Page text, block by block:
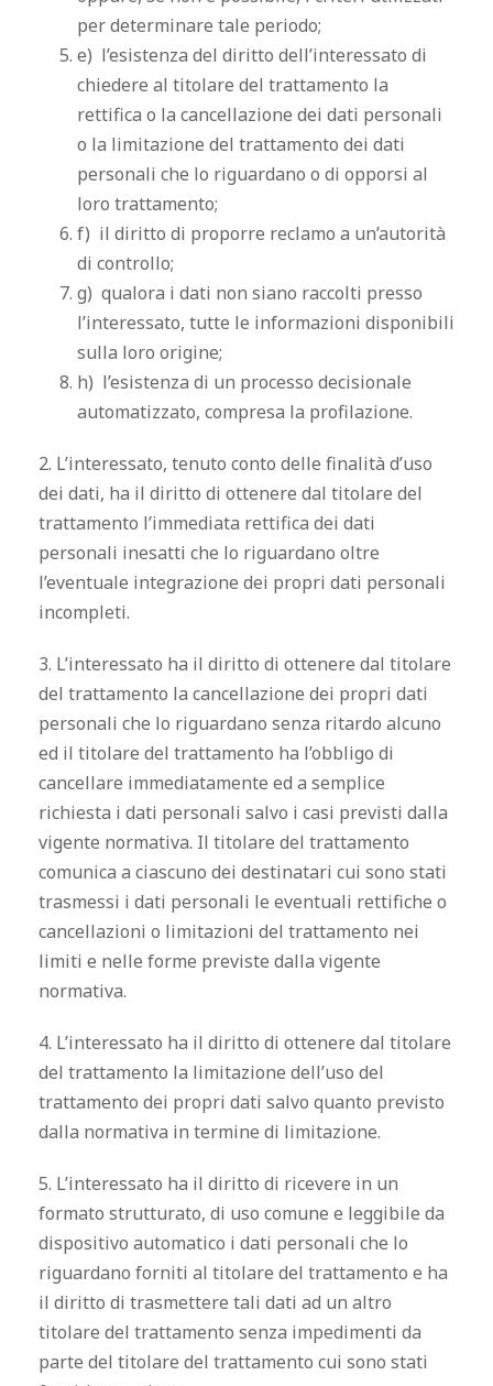
per determinare tale periodo;
e) l’esistenza del diritto dell’interessato di
chiedere al titolare del trattamento la
rettifica o la cancellazione dei dati personali
o la limitazione del trattamento dei dati
personali che lo riguardano o di opporsi al
loro trattamento;
f) il diritto di proporre reclamo a un’autorità
di controllo;
g) qualora i dati non siano raccolti presso
l’interessato, tutte le informazioni disponibili
sulla loro origine;
h) l’esistenza di un processo decisionale
automatizzato, compresa la profilazione.
2. L’interessato, tenuto conto delle finalità d’uso
dei dati, ha il diritto di ottenere dal titolare del
trattamento l’immediata rettifica dei dati
personali inesatti che lo riguardano oltre
l’eventuale integrazione dei propri dati personali
incompleti.
3. L’interessato ha il diritto di ottenere dal titolare
del trattamento la cancellazione dei propri dati
personali che lo riguardano senza ritardo alcuno
ed il titolare del trattamento ha l’obbligo di
cancellare immediatamente ed a semplice
richiesta i dati personali salvo i casi previsti dalla
vigente normativa. Il titolare del trattamento
comunica a ciascuno dei destinatari cui sono stati
trasmessi i dati personali le eventuali rettifiche o
cancellazioni o limitazioni del trattamento nei
limiti e nelle forme previste dalla vigente
normativa.
4. L’interessato ha il diritto di ottenere dal titolare
del trattamento la limitazione dell’uso del
trattamento dei propri dati salvo quanto previsto
dalla normativa in termine di limitazione.
5. L’interessato ha il diritto di ricevere in un
formato strutturato, di uso comune e leggibile da
dispositivo automatico i dati personali che lo
riguardano forniti al titolare del trattamento e ha
il diritto di trasmettere tali dati ad un altro
titolare del trattamento senza impedimenti da
parte del titolare del trattamento cui sono stati